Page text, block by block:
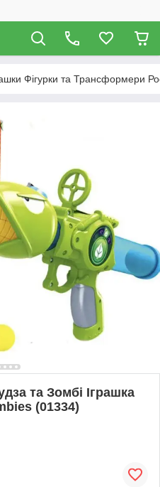
Фігурки та Трансформери
та Зомбі Іграшка
(01334)